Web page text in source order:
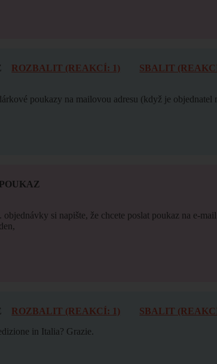
ROZBALIT (REAKCÍ: 1)
SBALIT
poukazy na mailovou adresu (když je
objednávky si napište, že chcete poslat poukaz na e-
ROZBALIT (REAKCÍ: 1)
SBALIT
in Italia? Grazie.